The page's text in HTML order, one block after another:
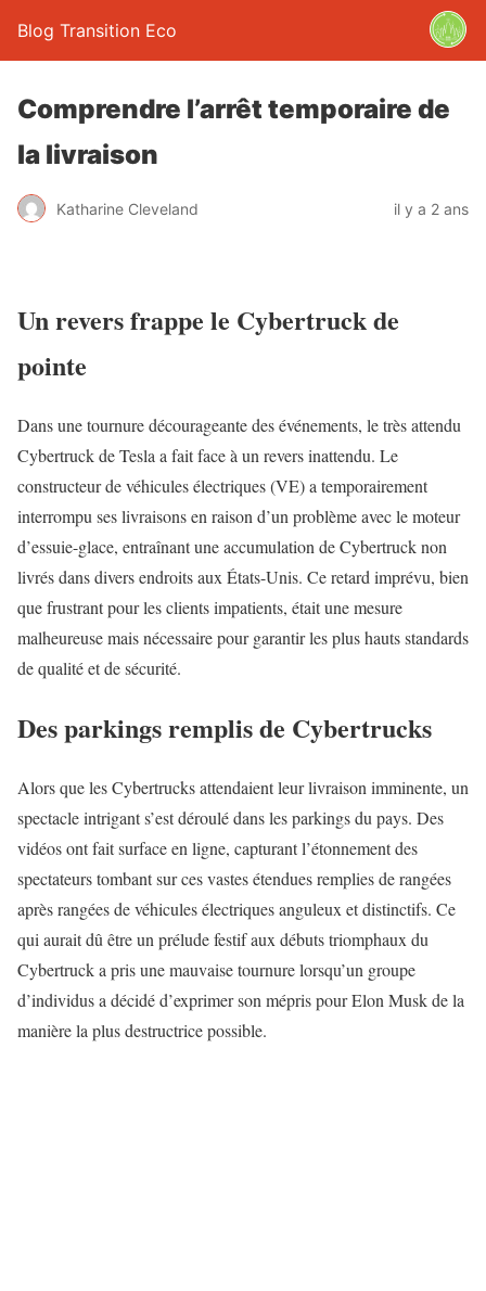
Blog Transition Eco
Comprendre l’arrêt temporaire de
la livraison
Katharine Cleveland il y a 2 ans
Un revers frappe le Cybertruck de
pointe
Dans une tournure décourageante des événements, le très attendu
Cybertruck de Tesla a fait face à un revers inattendu. Le
constructeur de véhicules électriques (VE) a temporairement
interrompu ses livraisons en raison d’un problème avec le moteur
d’essuie-glace, entraînant une accumulation de Cybertruck non
livrés dans divers endroits aux États-Unis. Ce retard imprévu, bien
que frustrant pour les clients impatients, était une mesure
malheureuse mais nécessaire pour garantir les plus hauts standards
de qualité et de sécurité.
Des parkings remplis de Cybertrucks
Alors que les Cybertrucks attendaient leur livraison imminente, un
spectacle intrigant s’est déroulé dans les parkings du pays. Des
vidéos ont fait surface en ligne, capturant l’étonnement des
spectateurs tombant sur ces vastes étendues remplies de rangées
après rangées de véhicules électriques anguleux et distinctifs. Ce
qui aurait dû être un prélude festif aux débuts triomphaux du
Cybertruck a pris une mauvaise tournure lorsqu’un groupe
d’individus a décidé d’exprimer son mépris pour Elon Musk de la
manière la plus destructrice possible.